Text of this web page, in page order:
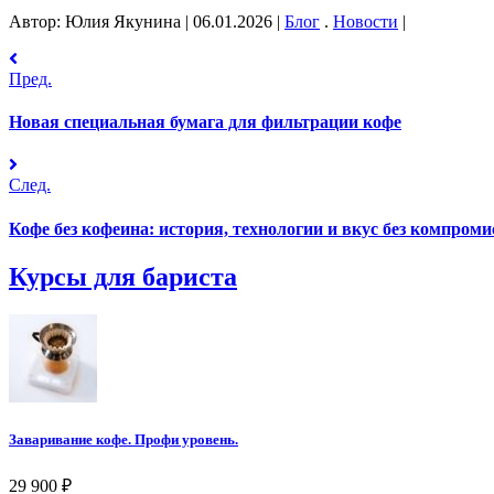
Автор: Юлия Якунина | 06.01.2026 | Блог . Новости |
Пред.
Новая специальная бумага для фильтрации кофе
След.
Кофе без кофеина: история, технологии и вкус без
Курсы для бариста
Заваривание кофе. Профи уровень.
29 900 ₽